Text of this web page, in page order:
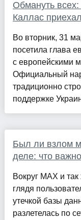
Обмануть
Каллас
Во вторник, 31
посетила глава
с европейскими
Официальный
традиционно
поддержке
Был ли взлом
деле: что
Вокруг MAX и
глядя
утечкой базы
разлетелась по